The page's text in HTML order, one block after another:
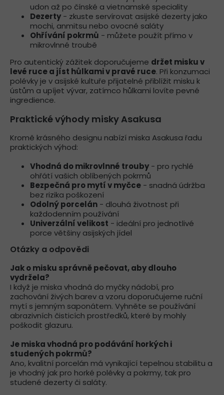
udon až po čínské a vietnamské speciality
Dezerty - zkuste servírovat asijské dezerty jako
mochi, anmitsu nebo ovocné saláty
Ohřívání pokrmů - můžete použít přímo v
mikrovlnné troubě
Pro autentický zážitek doporučujeme držet misku v
levé ruce a jíst hůlkami v pravé ruce. Při konzumaci
polévky je v asijské kultuře přijatelné přiblížit misku k
ústům a upíjet vývar, zatímco hůlkami lovíte pevné
ingredience.
Praktické výhody misky Asakusa
Kromě krásného designu nabízí miska Asakusa řadu
praktických výhod:
Vhodná do mikrovlnné trouby - pro rychlé
ohřátí vašich oblíbených pokrmů
Bezpečná pro mytí v myčce - snadná údržba
bez rizika poškození
Odolný porcelán - dlouhá životnost při
každodenním používání
Univerzální velikost - ideální pro jednotlivé
porce většiny asijských jídel
Otázky a odpovědi
Jak o misku správně pečovat, aby dlouho
vydržela?
I když je miska vhodná do myčky nádobí, pro
zachování živých barev a vzoru doporučujeme ruční
mytí s jemným saponátem. Vyhněte se používání
abrazivních čisticích prostředků, které by mohly
poškodit glazuru.
Je miska vhodná pro podávání horkých i
studených pokrmů?
Ano, kvalitní porcelán má vynikající tepelnou stabilitu a
je vhodný jak pro horké polévky a pokrmy, tak pro
studené dezerty či saláty.